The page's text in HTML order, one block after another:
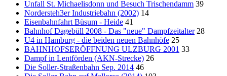
Unfall St. Michaelisdonn und Besuch Trischendamm 39
Nordersteh3er Industriebahn (2002) 14
Eisenbahnfahrt Büsum - Heide 41
Bahnhof Dagebüll 2008 - Das "neue" Dampfzeitalter 28
U4 in Hamburg - die beiden neuen Bahnhöfe 25
BAHNHOFSERÖFFNUNG ULZBURG 2001 33
Dampf in Lentförden (AKN-Strecke) 26
Die Soller-Straßenbahn Sep. 2014 46